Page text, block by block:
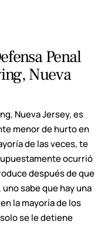
Penal
Nueva
Nueva Jersey, es
menor de hurto en
de las veces, te
ocurrió
después de que
sabe que hay una
la mayoría de los
se le detiene